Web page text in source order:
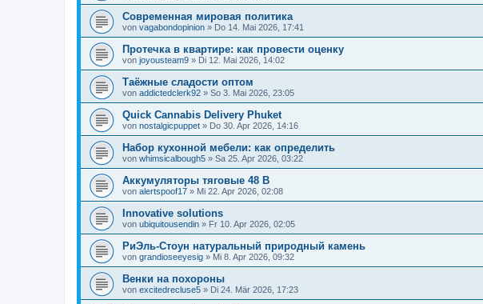
Современная мировая политика
von vagabondopinion » Do 14. Mai 2026, 17:41
Протечка в квартире: как провести оценку
von joyousteam9 » Di 12. Mai 2026, 14:02
Таёжные сладости оптом
von addictedclerk92 » So 3. Mai 2026, 23:05
Quick Cannabis Delivery Phuket
von nostalgicpuppet » Do 30. Apr 2026, 14:16
Набор кухонной мебели: как определить
von whimsicalbough5 » Sa 25. Apr 2026, 03:22
Аккумуляторы тяговые 48 В
von alertspoof17 » Mi 22. Apr 2026, 02:08
Innovative solutions
von ubiquitousendin » Fr 10. Apr 2026, 02:05
РиЭль-Стоун натуральный природный камень
von grandioseeyesig » Mi 8. Apr 2026, 09:32
Венки на похороны
von excitedrecluse5 » Di 24. Mär 2026, 17:23